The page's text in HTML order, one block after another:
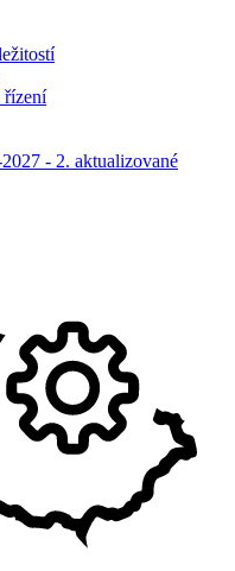
řízení
- 2. aktualizované